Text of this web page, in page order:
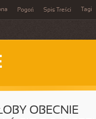
Pogoń Spis Treści Tagi
OBECNIE